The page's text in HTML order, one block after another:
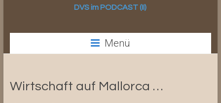
DVS im PODCAST (II)
Menü
Wirtschaft auf Mallorca …